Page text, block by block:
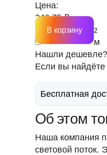
Цена:
246.75 ₽
м
В корзину
Нашли
Если вы
Бесплатная
Об этом
Наша компания
световой поток.